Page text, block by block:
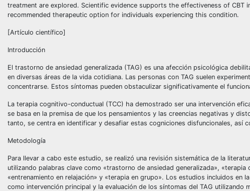
treatment are explored. Scientific evidence supports the effectiveness of
recommended therapeutic option for individuals experiencing this condition.
[Artículo científico]
Introducción
El trastorno de ansiedad generalizada (TAG) es una afección psicológica
en diversas áreas de la vida cotidiana. Las personas con TAG suelen
concentrarse. Estos síntomas pueden obstaculizar significativamente el
La terapia cognitivo-conductual (TCC) ha demostrado ser una intervención
se basa en la premisa de que los pensamientos y las creencias negativas y
tanto, se centra en identificar y desafiar estas cogniciones disfuncionales, así
Metodología
Para llevar a cabo este estudio, se realizó una revisión sistemática de la
utilizando palabras clave como «trastorno de ansiedad generalizada»,
«entrenamiento en relajación» y «terapia en grupo». Los estudios incluidos
como intervención principal y la evaluación de los síntomas del TAG utilizando